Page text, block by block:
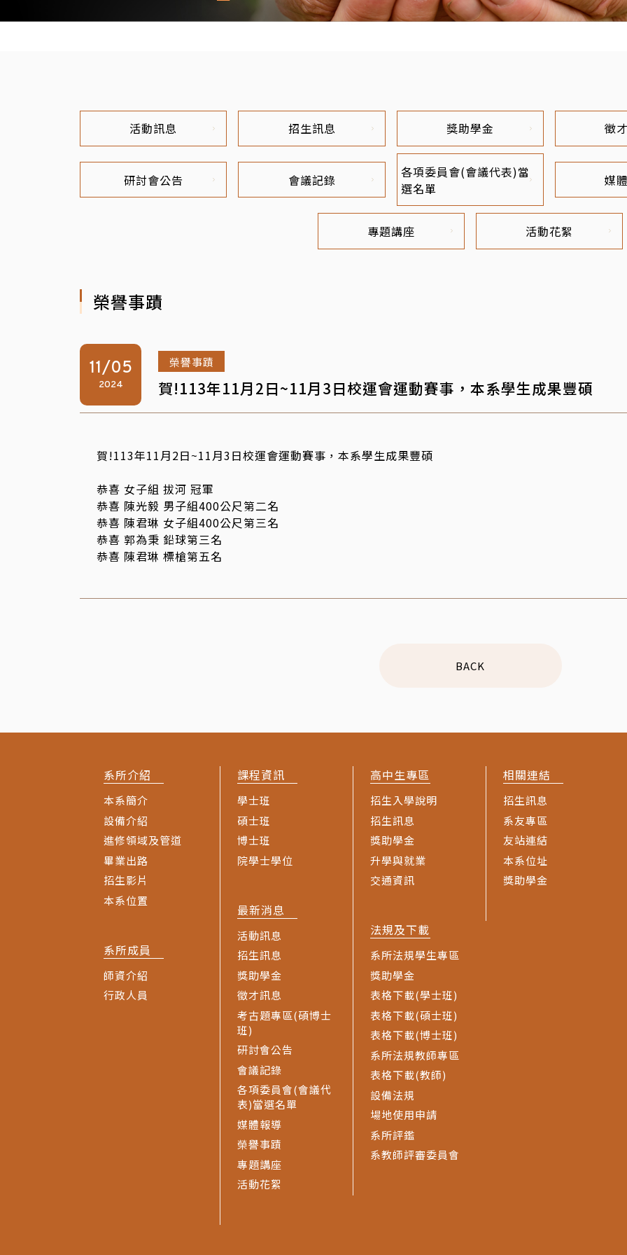
活動訊息 招生訊息 獎助學金 徵
研討會公告 會議記錄
各項委員會(會議代表)當
選名單
媒
專題講座 活動花絮
榮譽事蹟
11/05
2024
榮譽事蹟
賀!113年11月2日~11月3日校運會運動賽事，本系學生成果豐碩
賀!113年11月2日~11月3日校運會運動賽事，本系學生成果豐碩
恭喜 女子組 拔河 冠軍
恭喜 陳光毅 男子組400公尺第二名
恭喜 陳君琳 女子組400公尺第三名
恭喜 郭為秉 鉛球第三名
恭喜 陳君琳 標槍第五名
BACK
系所介紹
本系簡介
設備介紹
進修領域及管道
畢業出路
招生影片
本系位置
系所成員
師資介紹
行政人員
課程資訊
學士班
碩士班
博士班
院學士學位
最新消息
活動訊息
招生訊息
獎助學金
徵才訊息
考古題專區(碩博士
班)
研討會公告
會議記錄
各項委員會(會議代
表)當選名單
媒體報導
榮譽事蹟
專題講座
活動花絮
高中生專區
招生入學說明
招生訊息
獎助學金
升學與就業
交通資訊
法規及下載
系所法規學生專區
獎助學金
表格下載(學士班)
表格下載(碩士班)
表格下載(博士班)
系所法規教師專區
表格下載(教師)
設備法規
場地使用申請
系所評鑑
系教師評審委員會
相關連結
招生訊息
系友專區
友站連結
本系位址
獎助學金